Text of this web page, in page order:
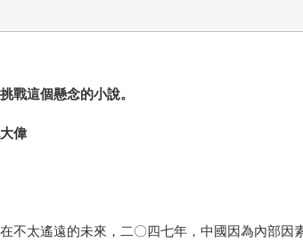
戰這個懸念的小說。
偉
不太遙遠的未來，二〇四七年，中國因為內部